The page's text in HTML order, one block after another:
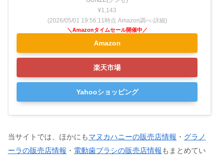
¥1,143
(2026/05/01 19:56:11時点 Amazon調べ-詳細)
Amazon
楽天市場
Yahooショッピング
当サイトでは、ほかにもマヌカハニーの販売店情報 ・ グラノ
ーラの販売店情報 ・ 電動歯ブラシの販売店情報 もまとめてい